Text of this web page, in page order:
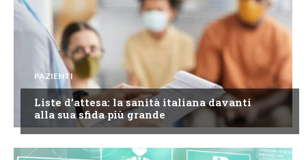
PAZIENTI
Liste d’attesa: la sanità italiana davanti
alla sua sfida più grande